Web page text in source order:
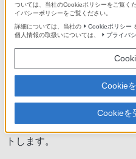
商品の特長 | 機能
語学学習もスマートに
通学・通勤時、自宅での語
トします。
ついては、当社のCookieポリシーをご覧く
イバシーポリシーをご覧ください。
詳細については、当社の
Cookieポリシー
個人情報の取扱いについては、
プライバ
Cookie
Cookieを